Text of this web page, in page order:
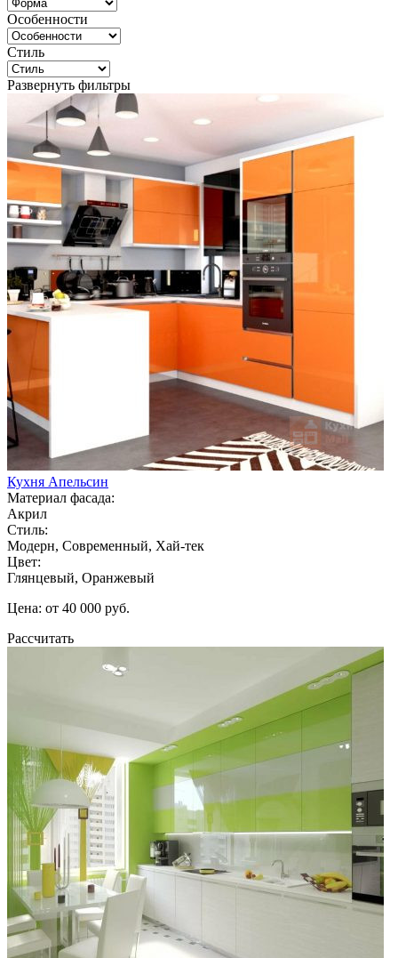
Особенности
Стиль
Развернуть фильтры
Кухня Апельсин
Материал фасада:
Акрил
Стиль:
Модерн, Современный, Хай-тек
Цвет:
Глянцевый, Оранжевый
Цена: от 40 000 руб.
Рассчитать